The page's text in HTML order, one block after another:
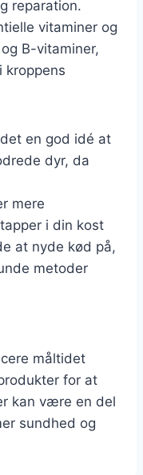
reparation.
vitaminer og
B-vitaminer,
kroppens
en god idé at
dyr, da
mere
i din kost
at nyde kød på,
metoder
måltidet
for at
kan være en del
sundhed og